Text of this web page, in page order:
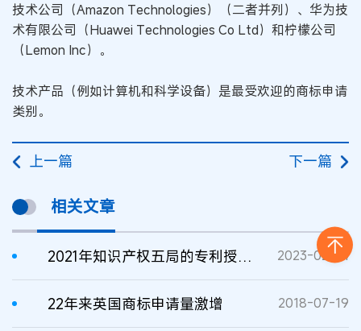
技术公司（Amazon Technologies）（二者并列）、华为技
术有限公司（Huawei Technologies Co Ltd）和柠檬公司
（Lemon Inc）。
技术产品（例如计算机和科学设备）是最受欢迎的商标申请
类别。
上一篇 下一篇
相关文章
2021年知识产权五局的专利授权量增长10% 2023-02-14
22年来英国商标申请量激增 2018-07-19